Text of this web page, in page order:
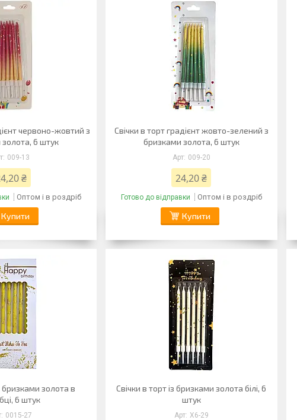
червоно-жовтий з
6 штук
009-13
₴
Оптом і в роздріб
Купити
Свічки в торт градієнт жовто-зелений з
бризками золота, 6 штук
009-20
24,20 ₴
Готово до відправки Оптом і в роздріб
Купити
бризками золота в
6 штук
0015-27
Свічки в торт із бризками золота білі, 6
штук
X6-29